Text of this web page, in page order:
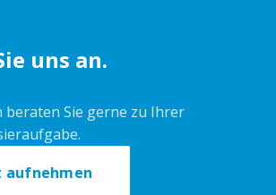
uns an.
beraten Sie gerne zu Ihrer
aufnehmen